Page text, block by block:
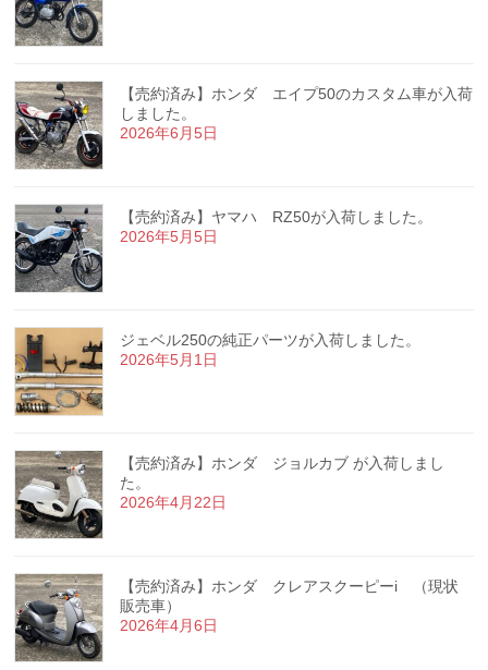
【売約済み】ホンダ エイプ50のカスタム車が入荷
しました。
2026年6月5日
【売約済み】ヤマハ RZ50が入荷しました。
2026年5月5日
ジェベル250の純正パーツが入荷しました。
2026年5月1日
【売約済み】ホンダ ジョルカブ が入荷しまし
た。
2026年4月22日
【売約済み】ホンダ クレアスクーピーi （現状
販売車）
2026年4月6日